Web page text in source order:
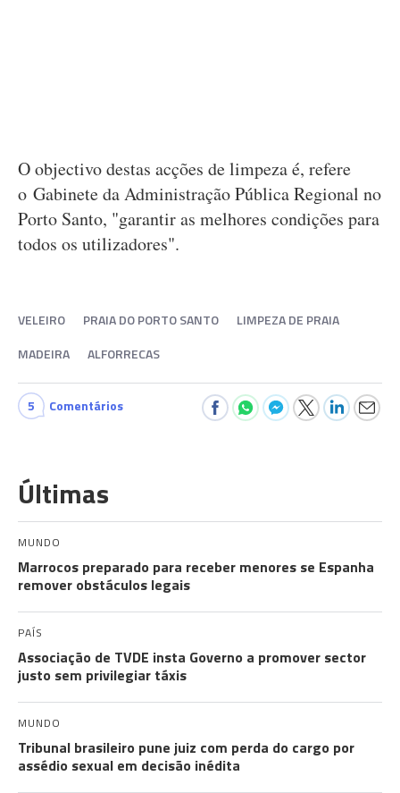
O objectivo destas acções de limpeza é, refere
o Gabinete da Administração Pública Regional no
Porto Santo, "garantir as melhores condições para
todos os utilizadores".
VELEIRO PRAIA DO PORTO SANTO
LIMPEZA DE PRAIA
MADEIRA
ALFORRECAS
5 Comentários
Últimas
MUNDO
Marrocos preparado para receber menores se Espanha
remover obstáculos legais
PAÍS
Associação de TVDE insta Governo a promover sector
justo sem privilegiar táxis
MUNDO
Tribunal brasileiro pune juiz com perda do cargo por
assédio sexual em decisão inédita